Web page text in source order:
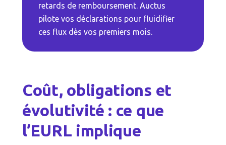
retards de remboursement. Auctus
pilote vos déclarations pour fluidifier
ces flux dès vos premiers mois.
Coût, obligations et
évolutivité : ce que
l’EURL implique